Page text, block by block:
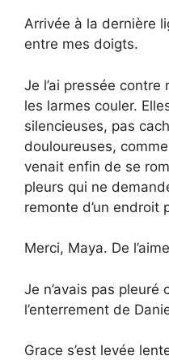
Arrivée à la dernière
entre mes doigts.
Je l’ai pressée contre
les larmes couler.
silencieuses, pas
douloureuses,
venait enfin de se
pleurs qui ne
remonte d’un endroit
Merci, Maya. De
Je n’avais pas pleuré
l’enterrement de
Grace s’est levée